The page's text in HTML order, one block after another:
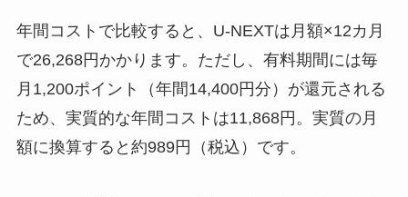
年間コストで比較すると、U-NEXTは月額×12カ月
で26,268円かかります。ただし、有料期間には毎
月1,200ポイント（年間14,400円分）が還元される
ため、実質的な年間コストは11,868円。実質の月
額に換算すると約989円（税込）です。